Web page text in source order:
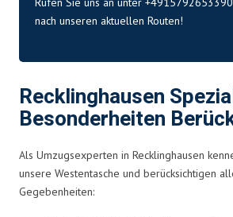
nach unseren aktuellen Routen!
Recklinghausen
Besonderheiten
Als Umzugsexperten in Recklinghausen
unsere Westentasche und berücksichtigen
Gegebenheiten: